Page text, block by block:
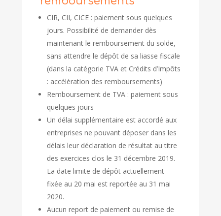
CIR, CII, CICE : paiement sous quelques
jours. Possibilité de demander dès
maintenant le remboursement du solde,
sans attendre le dépôt de sa liasse fiscale
(dans la catégorie TVA et Crédits d’Impôts
: accélération des remboursements)
Remboursement de TVA : paiement sous
quelques jours
Un délai supplémentaire est accordé aux
entreprises ne pouvant déposer dans les
délais leur déclaration de résultat au titre
des exercices clos le 31 décembre 2019.
La date limite de dépôt actuellement
fixée au 20 mai est reportée au 31 mai
2020.
Aucun report de paiement ou remise de